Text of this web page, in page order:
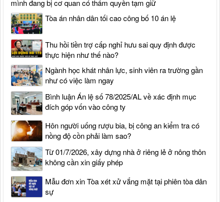
mình đang bị cơ quan có thẩm quyền tạm giữ
Tòa án nhân dân tối cao công bố 10 án lệ
Thu hồi tiền trợ cấp nghỉ hưu sai quy định được
thực hiện như thế nào?
Ngành học khát nhân lực, sinh viên ra trường gần
như có việc làm ngay
Bình luận Án lệ số 78/2025/AL về xác định mục
đích góp vốn vào công ty
Hôn người uống rượu bia, bị công an kiểm tra có
nồng độ cồn phải làm sao?
Từ 01/7/2026, xây dựng nhà ở riêng lẻ ở nông thôn
không cần xin giấy phép
Mẫu đơn xin Tòa xét xử vắng mặt tại phiên tòa dân
sự